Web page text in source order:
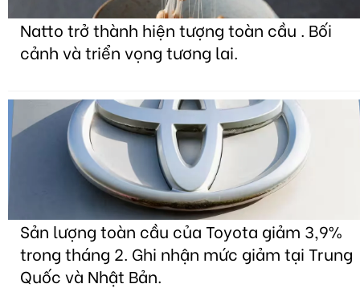
Natto trở thành hiện tượng toàn cầu . Bối
cảnh và triển vọng tương lai.
Sản lượng toàn cầu của Toyota giảm 3,9%
trong tháng 2. Ghi nhận mức giảm tại Trung
Quốc và Nhật Bản.